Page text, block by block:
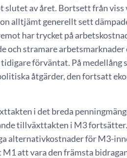
slutet av året. Bortsett från
alltjämt generellt sett
har trycket på
stramare arbetsmarknader
förväntat. På medellång
åtgärder, den fortsatt
i det breda
tillväxttakten i M3
alternativkostnader för M3-
att vara den främsta